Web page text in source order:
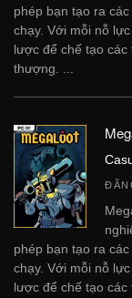
phép bạn tạo ra
chạy. Với mỗi nỗ
lược để chế tạo
thượng. ...
phép bạn tạo ra
chạy. Với mỗi nỗ
lược để chế tạo